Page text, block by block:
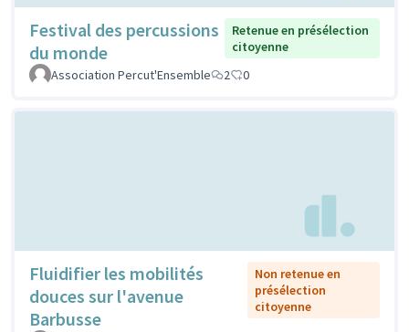
Festival des percussions
du monde
Retenue en présélection
citoyenne
Association Percut'Ensemble
2 0
Fluidifier les mobilités
douces sur l'avenue
Barbusse
Non retenue en
présélection
citoyenne